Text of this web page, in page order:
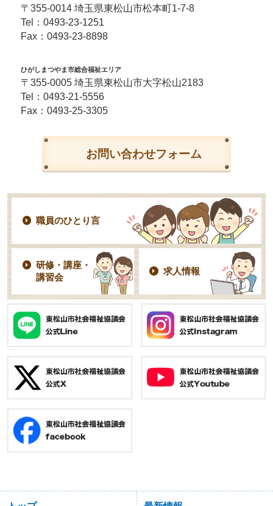
〒355-0014 埼玉県東松山市松本町1-7-8
Tel： 0493-23-1251
Fax：0493-23-8898
ひがしまつやま市総合福祉エリア
〒355-0005 埼玉県東松山市大字松山2183
Tel： 0493-21-5556
Fax：0493-25-3305
お問い合わせフォーム
職員のひとり言
研修・講座・
講習会
求人情報